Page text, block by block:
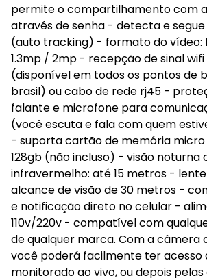
permite o compartilhamento com
através de senha - detecta e
(auto tracking) - formato do vídeo:
1.3mp / 2mp - recepção de sinal wifi
(disponível em todos os pontos de
brasil) ou cabo de rede rj45 -
falante e microfone para
(você escuta e fala com quem
- suporta cartão de memória micro
128gb (não incluso) - visão noturna
infravermelho: até 15 metros -
alcance de visão de 30 metros -
e notificação direto no celular -
110v/220v - compatível com
de qualquer marca. Com a câmera
você poderá facilmente ter acesso
monitorado ao vivo, ou depois